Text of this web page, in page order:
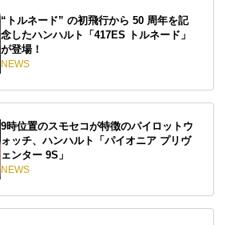
“トルネード” の初飛行から 50 周年を記
念したハンハルト「417ES トルネード」
が登場！
NEWS
9時位置のスモセコが特徴のパイロットウ
ォッチ、ハンハルト「パイオニア プリヴ
ェンター 9S」
NEWS